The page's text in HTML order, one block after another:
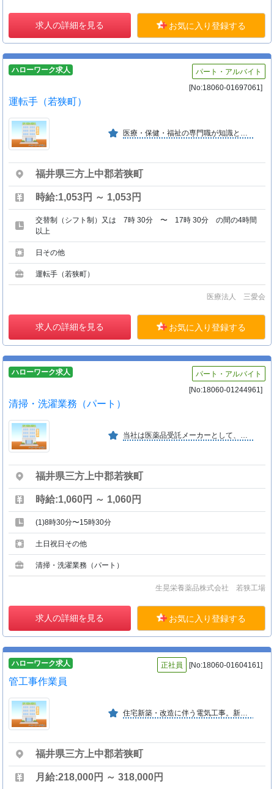
求人の詳細を見る お気に入り登録する
ハローワーク求人
パート・アルバイト
[No:18060-01697061]
運転手（若狭町）
医療・保健・福祉の専門職が知識と技術を連携・提供し、地域住民 の健康づくりや介護予防に取り組み、地域ケアシステムを包括する 理想的な地域リハビリシステムの構築を目指している。
福井県三方上中郡若狭町
時給:1,053円 ～ 1,053円
交替制（シフト制）又は 7時 30分 〜 17時 30分 の間の4時間
以上
日その他
運転手（若狭町）
医療法人 三愛会
求人の詳細を見る お気に入り登録する
ハローワーク求人
パート・アルバイト
[No:18060-01244961]
清掃・洗濯業務（パート）
当社は医薬品受託メーカーとして、内服固形製剤分野において、優れた製剤技術と技術開発力を有し、多様化高度化するニーズにフレキシブルに対応していきます。
福井県三方上中郡若狭町
時給:1,060円 ～ 1,060円
(1)8時30分〜15時30分
土日祝日その他
清掃・洗濯業務（パート）
生晃栄養薬品株式会社 若狭工場
求人の詳細を見る お気に入り登録する
ハローワーク求人 正社員 [No:18060-01604161]
管工事作業員
住宅新築・改造に伴う電気工事。新エネルギ−分野は太陽光発電工事。管工事は住宅新設・改造に伴う給排水設備。公道への配水管等の埋設・修繕で、重機等を使用する事も数多くです。 （う−２）
福井県三方上中郡若狭町
月給:218,000円 ～ 318,000円